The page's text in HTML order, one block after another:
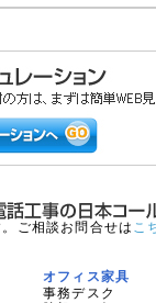
ご相談お問合せは こ
オフィス家具
事務デスク